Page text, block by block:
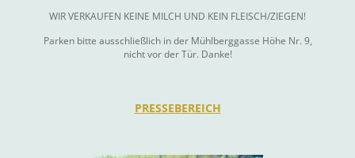
WIR VERKAUFEN KEINE MILCH UND KEIN FLEISCH/ZIEGEN!
Parken bitte ausschließlich in der Mühlberggasse Höhe Nr. 9,
nicht vor der Tür. Danke!
PRESSEBEREICH